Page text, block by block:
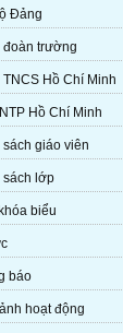
Đảng
đoàn trường
Hồ Chí Minh
Hồ Chí Minh
sách giáo viên
sách lớp
biểu
báo
hoạt động